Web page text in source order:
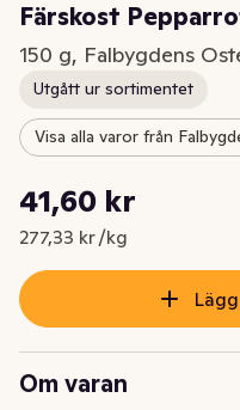
Färskost
150 g, Falbygdens
Utgått ur sortimentet
Visa alla varor från
Nuvarande pris är: 41,60
41,60 kr
277,33 kr /kg
Styckpris: 277,33 kr /kg
Om varan